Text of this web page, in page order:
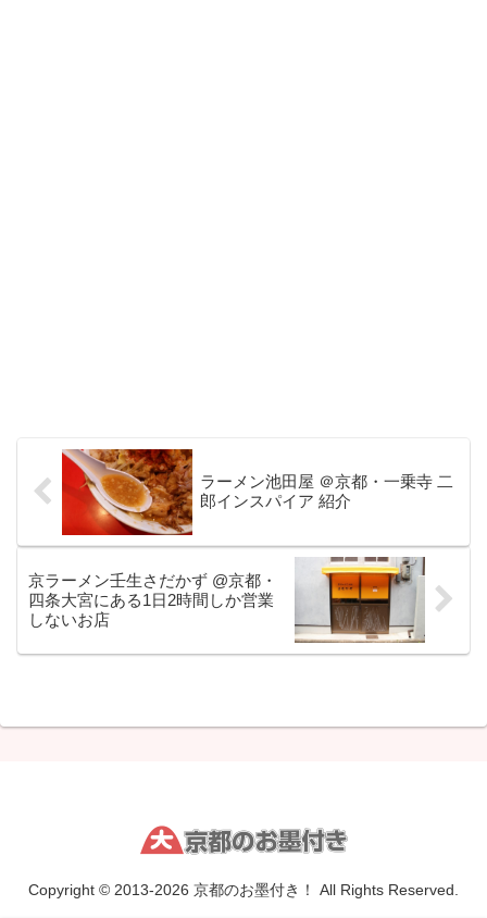
ラーメン池田屋 ＠京都・一乗寺 二
郎インスパイア 紹介
京ラーメン壬生さだかず @京都・
四条大宮にある1日2時間しか営業
しないお店
Copyright © 2013-2026 京都のお墨付き！ All Rights Reserved.